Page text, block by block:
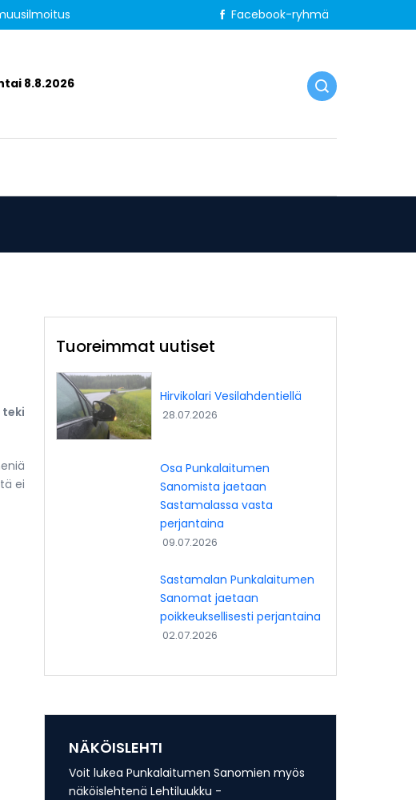
Facebook-ryhmä
8.8.2026
ei
Tuoreimmat uutiset
Hirvikolari Vesilahdentiellä
28.07.2026
Osa Punkalaitumen
Sanomista jaetaan
Sastamalassa vasta
perjantaina
09.07.2026
Sastamalan Punkalaitumen
Sanomat jaetaan
poikkeuksellisesti perjantaina
02.07.2026
NÄKÖISLEHTI
Voit lukea Punkalaitumen Sanomien myös
näköislehtenä Lehtiluukku -